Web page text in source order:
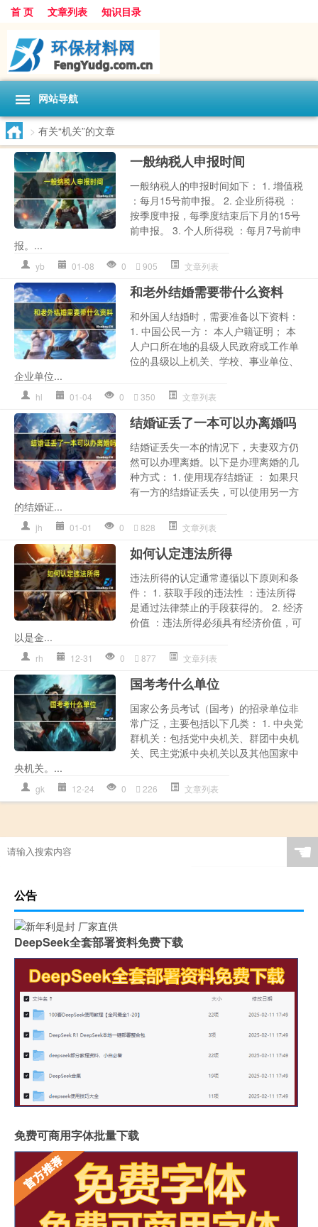
首 页 文章列表 知识目录
网站导航
> 有关“机关”的文章
一般纳税人申报时间
一般纳税人的申报时间如下： 1. 增值税
：每月15号前申报。 2. 企业所得税 ：
按季度申报，每季度结束后下月的15号
前申报。 3. 个人所得税 ：每月7号前申
报。...
yb 01-08 0 905 文章列表
和老外结婚需要带什么资料
和外国人结婚时，需要准备以下资料：
1. 中国公民一方： 本人户籍证明； 本
人户口所在地的县级人民政府或工作单
位的县级以上机关、学校、事业单位、
企业单位...
hl 01-04 0 350 文章列表
结婚证丢了一本可以办离婚吗
结婚证丢失一本的情况下，夫妻双方仍
然可以办理离婚。以下是办理离婚的几
种方式： 1. 使用现存结婚证 ： 如果只
有一方的结婚证丢失，可以使用另一方
的结婚证...
jh 01-01 0 828 文章列表
如何认定违法所得
违法所得的认定通常遵循以下原则和条
件： 1. 获取手段的违法性 ：违法所得
是通过法律禁止的手段获得的。 2. 经济
价值 ：违法所得必须具有经济价值，可
以是金...
rh 12-31 0 877 文章列表
国考考什么单位
国家公务员考试（国考）的招录单位非
常广泛，主要包括以下几类： 1. 中央党
群机关：包括党中央机关、群团中央机
关、民主党派中央机关以及其他国家中
央机关。...
gk 12-24 0 226 文章列表
☚
公告
DeepSeek全套部署资料免费下载
免费可商用字体批量下载